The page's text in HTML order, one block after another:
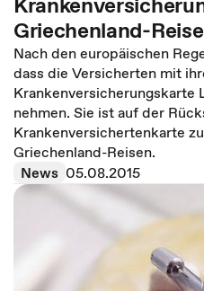
Griechenland-
Nach den europäischen
dass die Versicherten mit
Krankenversicherungskarte
nehmen. Sie ist auf der
Krankenversichertenkarte
Griechenland-Reisen.
News 05.08.2015